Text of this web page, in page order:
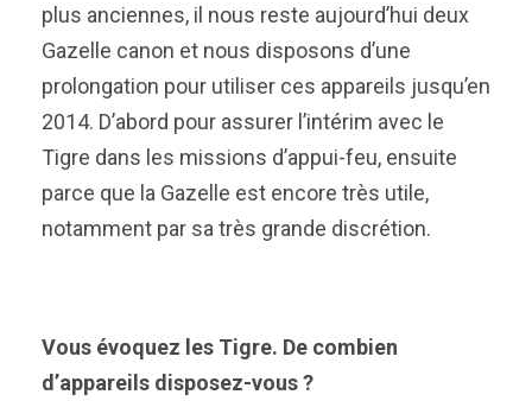
plus anciennes, il nous reste aujourd’hui deux
Gazelle canon et nous disposons d’une
prolongation pour utiliser ces appareils jusqu’en
2014. D’abord pour assurer l’intérim avec le
Tigre dans les missions d’appui-feu, ensuite
parce que la Gazelle est encore très utile,
notamment par sa très grande discrétion.
Vous évoquez les Tigre. De combien
d’appareils disposez-vous ?